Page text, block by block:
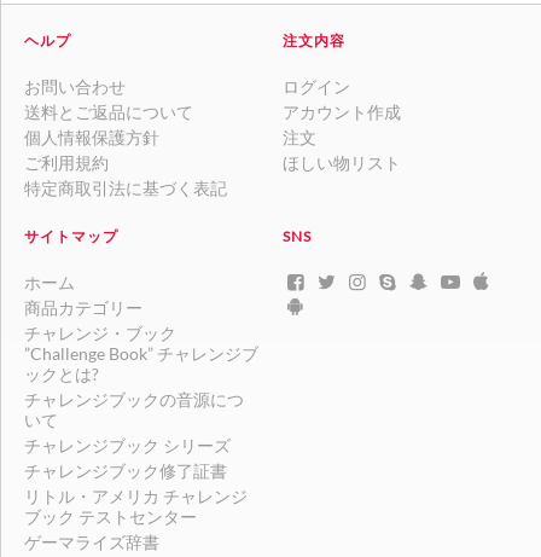
ヘルプ
お問い合わせ
送料とご返品について
個人情報保護方針
ご利用規約
特定商取引法に基づく表記
注文内容
ログイン
アカウント作成
注文
ほしい物リスト
サイトマップ
ホーム
商品カテゴリー
チャレンジ・ブック
”Challenge Book” チャレンジブ
ックとは?
チャレンジブックの音源につ
いて
チャレンジブック シリーズ
チャレンジブック修了証書
リトル・アメリカ チャレンジ
ブック テストセンター
ゲーマライズ辞書
SNS